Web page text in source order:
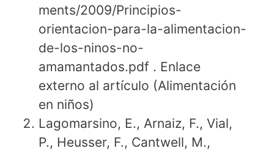
ments/2009/Principios-
orientacion-para-la-alimentacion-
de-los-ninos-no-
amamantados.pdf . Enlace
externo al artículo (Alimentación
en niños)
Lagomarsino, E., Arnaiz, F., Vial,
P., Heusser, F., Cantwell, M.,